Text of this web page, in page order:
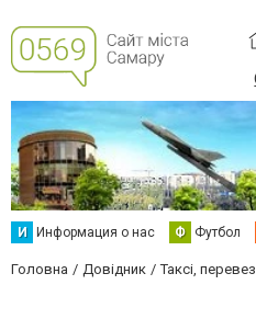
И Информация о нас Ф Футбол
Головна Довідник Таксі,